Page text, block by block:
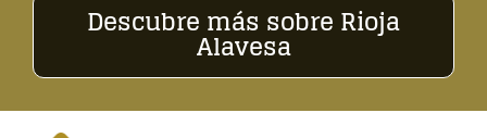
Descubre más sobre Rioja
Alavesa